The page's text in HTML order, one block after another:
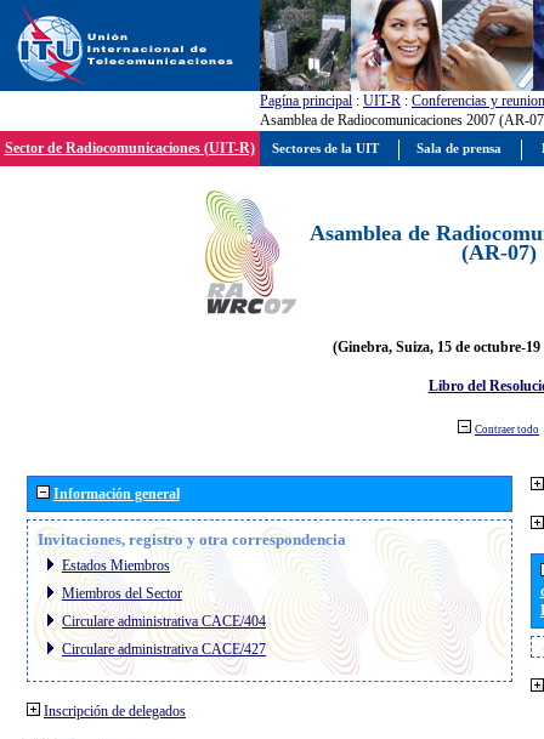
Pagína principal : UIT-R : Conferencias y
Asamblea de Radiocomunicaciones 2007 (AR-
Sector de Radiocomunicaciones (UIT-R)
Asamblea de
(AR-07)
(Ginebra, Suiza, 15 de octubre-19
Libro del
Contraer todo
Información general
Invitaciones, registro y otra correspondencia
Estados Miembros
Miembros del Sector
Circulare administrativa CACE/404
Circulare administrativa CACE/427
Inscripción de delegados
Sectores de la UIT Sala de prensa